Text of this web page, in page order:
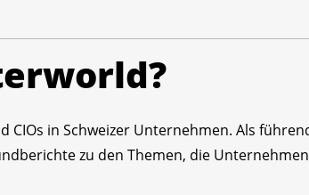
CIOs in Schweizer Unternehmen. Als
zu den Themen, die